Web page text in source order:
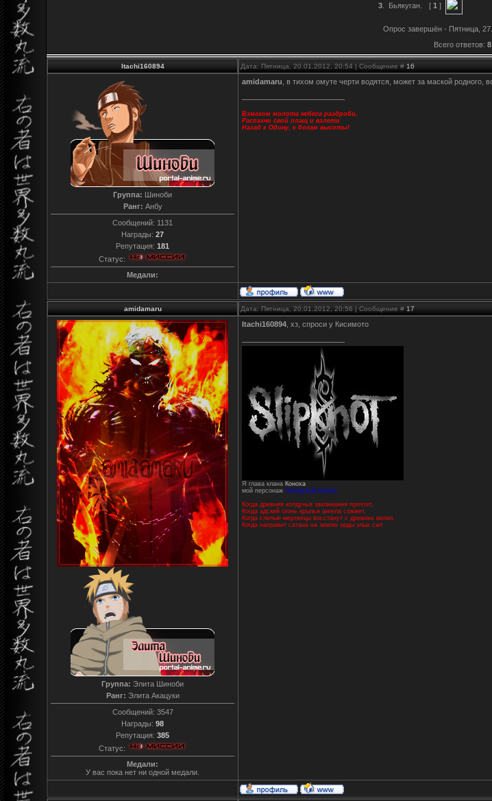
3. Бьякуган. [ 1 ]
Опрос завершён - Пятница,
Всего ответов: 8
Itachi160894 Дата: Пятница, 20.01.2012, 20:54 | Сообщение # 16
Группа: Шиноби
Ранг: Анбу
Сообщений: 1131
Награды: 27
Репутация: 181
Статус:
Медали:
amidamaru , в тихом омуте черти водятся, может за маской
Взмахом молота небеса раздроби,
Распахни свой плащ и взлети
Назад к Одину, к богам высоты!
amidamaru Дата: Пятница, 20.01.2012, 20:56 | Сообщение # 17
Группа: Элита Шиноби
Ранг: Элита Акацуки
Сообщений: 3547
Награды: 98
Репутация: 385
Статус:
Медали:
У вас пока нет ни одной медали.
Itachi160894 , хз, спроси у Кисимото
Я глава клана Коноха
мой персонаж Четвертый Хокаге
Когда древняя колдунья заклинания прочтет,
Когда адский огонь крылья ангела сожжет,
Когда слепые мертвецы восстанут с древних могил,
Когда направит сатана на землю орды злых сил